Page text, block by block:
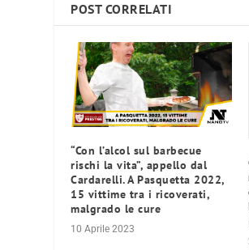
POST CORRELATI
“Con l’alcol sul barbecue
rischi la vita”, appello dal
Cardarelli. A Pasquetta 2022,
15 vittime tra i ricoverati,
malgrado le cure
10 Aprile 2023